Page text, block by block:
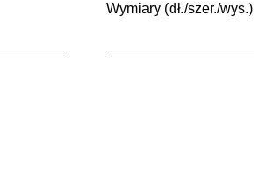
Wymiary (dł./szer./wys.)